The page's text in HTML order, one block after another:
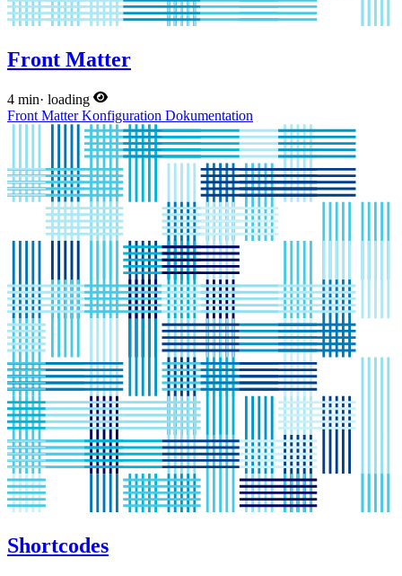
Front Matter
4 min· loading
Front MatterKonfiguration Dokumentation
Shortcodes